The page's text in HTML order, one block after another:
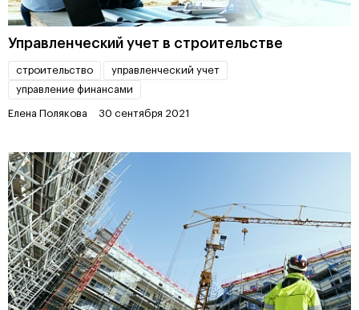
Управленческий учет в строительстве
строительство
управленческий учет
управление финансами
Елена Полякова 30 сентября 2021